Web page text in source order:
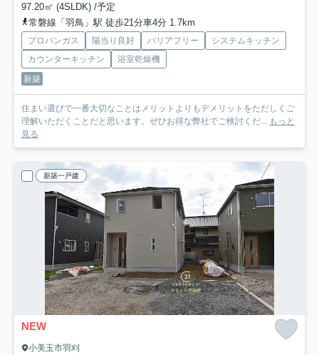
97.20㎡ (4SLDK) /予定
常磐線「羽鳥」駅 徒歩21分車4分 1.7km
プロパンガス 陽当り良好 バリアフリー
システムキッチン
カウンターキッチン
浴室乾燥機
新築
住まい選びで一番大切なことはメリットよりもデメリットをただしくご
理解いただくことだと思います。ぜひお得な弊社でご検討くだ... もっと
見る
新築一戸建
NEW
小美玉市羽刈